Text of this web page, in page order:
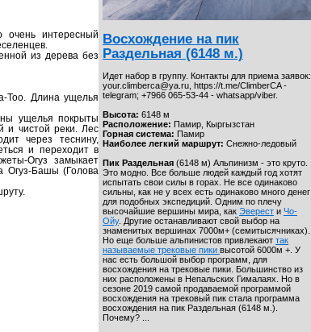
очень интересный
из дерева без
Тоо. Длина ущелья
ущелья покрыты
и чистой реки. Лес
через теснину,
и переходит в
Огуз замыкает
Огуз-Башы (Голова
Восхождение на пик
Раздельная (6148 м.)
Идет набор в группу. Контакты для приема заявок:
your.climberca@ya.ru, https://t.me/ClimberCA -
telegram; +7966 065-53-44 - whatsapp/viber.
Высота: 6148 м
Расположение: Памир, Кыргызстан
Горная система: Памир
Наиболее легкий маршрут: Снежно-ледовый
Пик Раздельная (6148 м) Альпинизм - это круто.
Это модно. Все больше людей каждый год хотят
испытать свои силы в горах. Не все одинаково
сильны, как не у всех есть одинаково много денег
для подобных экспедиций. Одним по плечу
высочайшие вершины мира, как Эверест и Чо-
Ойу. Другие останавливают свой выбор на
знаменитых вершинах 7000м+ (семитысячниках).
Но еще больше альпинистов привлекают так
называемые трековые пики высотой 6000м +. У
нас есть большой выбор программ, для
восхождения на трековые пики. Большинство из
них расположены в Непальских Гималаях. Но в
сезоне 2019 самой продаваемой программой
восхождения на трековый пик стала программа
восхождения на пик Раздельная (6148 м.).
Почему? ...